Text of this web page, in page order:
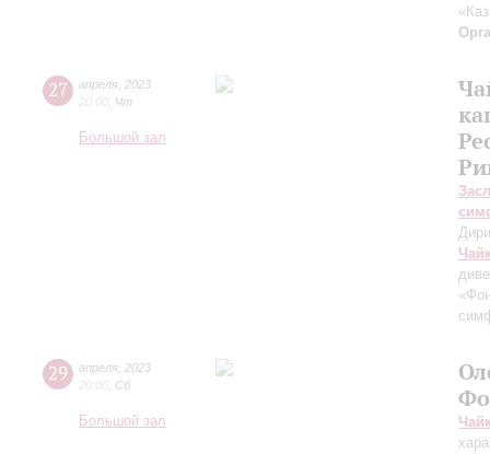
27 апреля 2023
20:00 Чт
Большой зал
29 апреля 2023
20:00 Сб
Большой зал